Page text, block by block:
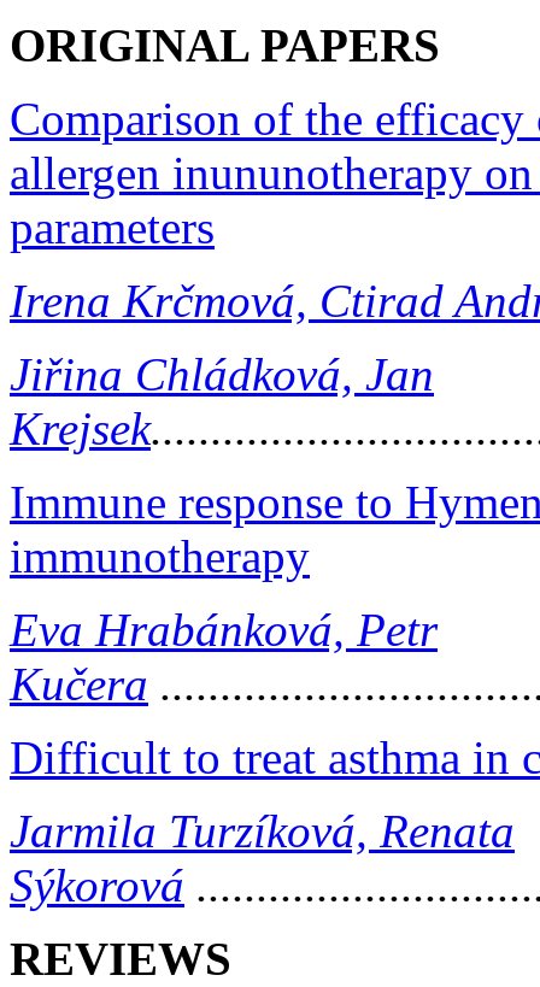
ORIGINAL PAPERS
Comparison of the
allergen inununotherapy
parameters
Irena Krčmová, Ctirad
Jiřina Chládková, Jan
Krejsek
Immune response to
immunotherapy
Eva Hrabánková, Petr
Kučera
Difficult to treat asthma in
Jarmila Turzíková, Renata
Sýkorová
REVIEWS